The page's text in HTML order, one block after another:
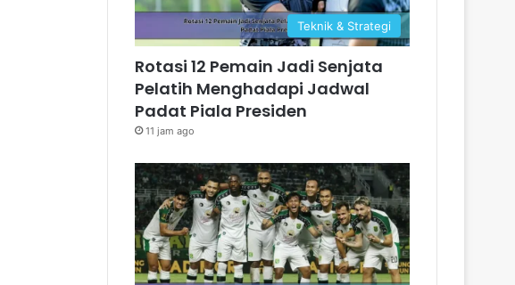
Teknik & Strategi
Rotasi 12 Pemain Jadi Senjata
Pelatih Menghadapi Jadwal
Padat Piala Presiden
11 jam ago